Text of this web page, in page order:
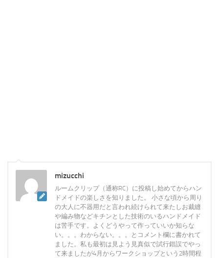
mizucchi
ルームクリップ（通称RC）に投稿し始めてからハン
ドメイドの楽しさを知りました。 小さな頃から周り
の大人に不器用だと言われ続けられて来たしお裁縫
や編み物などキチンとした技術のいるハンドメイド
は苦手です。よくどうやって作っていいか知らな
い。。。わからない。。。とコメント欄に書かれて
ました。私も最初は見よう見真似で試行錯誤でやっ
て来ましたが4月からワークショップという2時間程